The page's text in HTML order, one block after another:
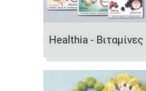
Healthia - Βιταμίνες